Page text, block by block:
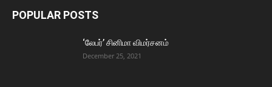
POPULAR POSTS
‘லேபர்’ சினிமா விமர்சனம்
December 25, 2021